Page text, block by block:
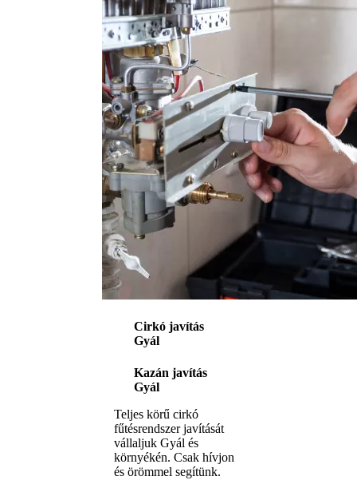
Cirkó javítás
Gyál
Kazán javítás
Gyál
Teljes körű cirkó
fűtésrendszer javítását
vállaljuk Gyál és
környékén. Csak hívjon
és örömmel segítünk.